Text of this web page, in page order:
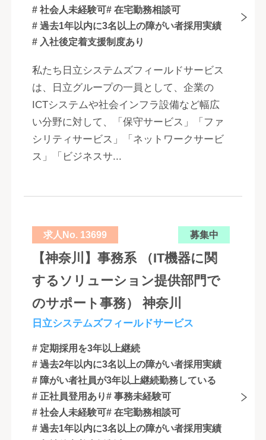
# 社会人未経験可# 在宅勤務相談可
# 過去1年以内に3名以上の障がい者採用実績
# 入社後定着支援制度あり
私たち日立システムズフィールドサービス
は、日立グループの一員として、企業の
ICTシステムや社会インフラ設備など幅広
い分野に対して、「保守サービス」「ファ
シリティサービス」「ネットワークサービ
ス」「ビジネスサ...
求人No. 13699 募集中
【神奈川】事務系 （IT機器に関
するソリューション提供部門で
のサポート事務） 神奈川
日立システムズフィールドサービス
# 定期採用を3年以上継続
# 過去2年以内に3名以上の障がい者採用実績
# 障がい者社員が3年以上継続勤務している
# 正社員登用あり# 事務未経験可
# 社会人未経験可# 在宅勤務相談可
# 過去1年以内に3名以上の障がい者採用実績